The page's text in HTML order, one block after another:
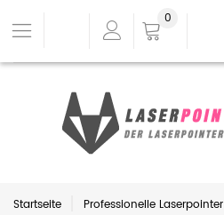
0
Startseite Professionelle Laserpointer